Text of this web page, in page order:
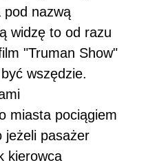
pod nazwą
widzę to od razu
"Truman Show"
wszędzie.
miasta pociągiem
jeżeli pasażer
kierowca